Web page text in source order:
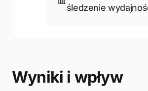
śledzenie
Wyniki i wpływ